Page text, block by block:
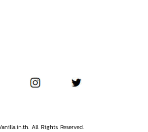
All Rights Reserved.